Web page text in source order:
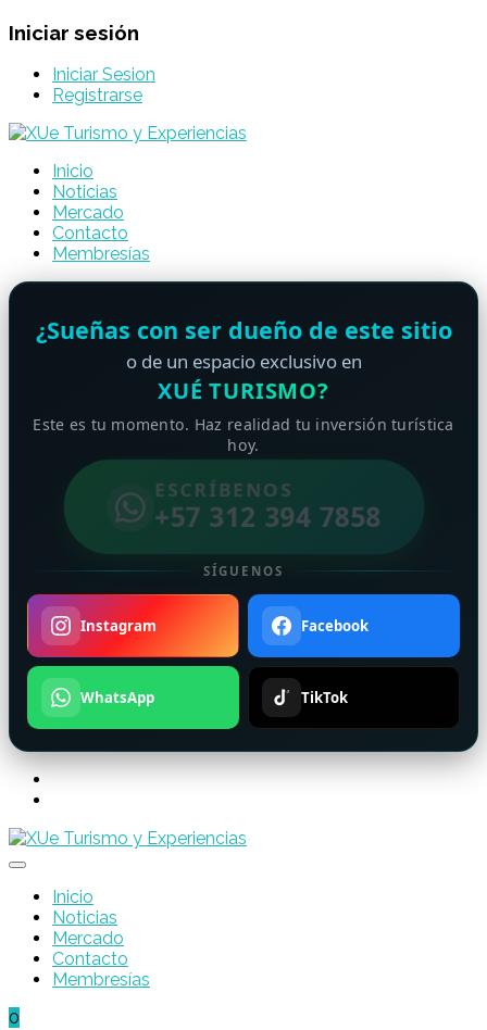
Iniciar sesión
Iniciar Sesion
Registrarse
Inicio
Noticias
Mercado
Contacto
Membresías
¿Sueñas con ser dueño de este sitio
o de un espacio exclusivo en
XUÉ TURISMO?
Este es tu momento. Haz realidad tu inversión turística
hoy.
ESCRÍBENOS
+57 312 394 7858
SÍGUENOS
Instagram Facebook
WhatsApp TikTok
Inicio
Noticias
Mercado
Contacto
Membresías
0